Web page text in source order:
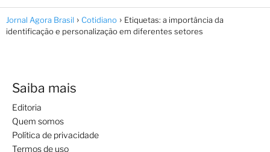
Jornal Agora Brasil Cotidiano
Etiquetas: a importância da
identificação e personalização em diferentes setores
Saiba mais
Editoria
Quem somos
Política de privacidade
Termos de uso